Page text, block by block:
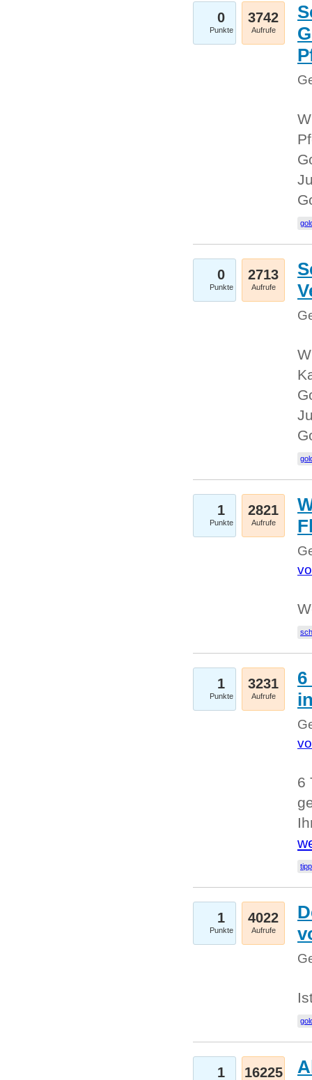
0
Punkte
3742
Aufrufe
0
Punkte
2713
Aufrufe
1
Punkte
2821
Aufrufe
1
Punkte
3231
Aufrufe
6
1
Punkte
4022
Aufrufe
1 16225